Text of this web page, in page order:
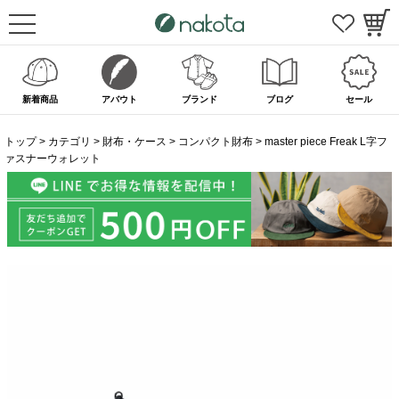
新着商品 アバウト ブランド ブログ セール
トップ カテゴリ 財布・ケース コンパクト財布
master piece Freak L字フ
ァスナーウォレット